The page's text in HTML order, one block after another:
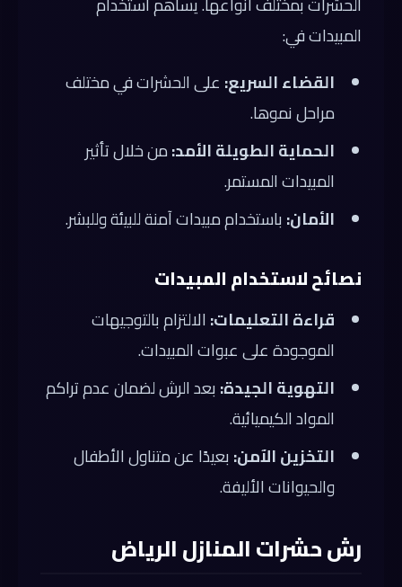
المبيدات في:
القضاء السريع: على الحشرات في مختلف
مراحل نموها.
الحماية الطويلة الأمد:من خلال تأثير
المبيدات المستمر.
الأمان:باستخدام مبيدات آمنة للبيئة وللبشر.
نصائح لاستخدام المبيدات
قراءة التعليمات:الالتزام بالتوجيهات
الموجودة على عبوات المبيدات.
التهوية الجيدة:بعد الرش لضمان عدم تراكم
المواد الكيميائية.
التخزين الآمن:بعيدًا عن متناول الأطفال
والحيوانات الأليفة.
رش حشرات المنازل الرياض